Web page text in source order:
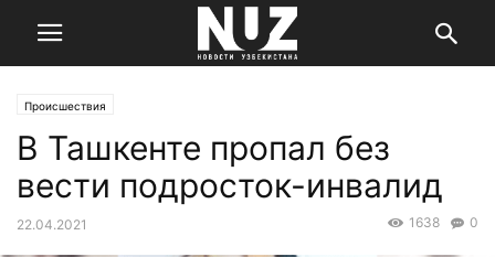
Происшествия
В Ташкенте пропал без
вести подросток-инвалид
22.04.2021 0
1638